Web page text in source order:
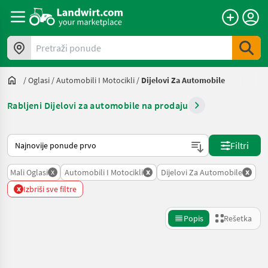
Pretraži ponude
/Oglasi /Automobili I Motocikli / Dijelovi Za Automobile
Rabljeni Dijelovi za automobile na prodaju
Tako se sortira na Landwirt.com
Filtri
Mali Oglasi x Automobili I Motocikli x Dijelovi Za Automobile x
x Izbriši sve filtre
Popis Rešetka